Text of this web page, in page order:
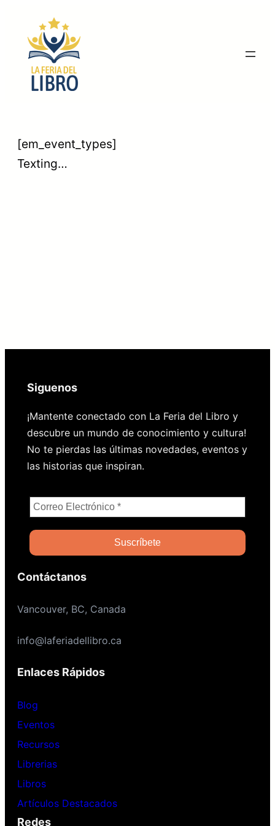
contenido
[em_event_types]
Texting…
Siguenos
¡Mantente conectado con La Feria del Libro y
descubre un mundo de conocimiento y cultura!
No te pierdas las últimas novedades, eventos y
las historias que inspiran.
Contáctanos
Vancouver, BC, Canada
info@laferiadellibro.ca
Enlaces Rápidos
Blog
Eventos
Recursos
Librerias
Libros
Artículos Destacados
Redes